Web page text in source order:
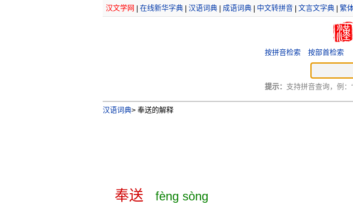
汉文学网 在线新华字典| 汉语词典| 成语词典| 中文转拼音| 文言文字典| 繁
按拼音检索 按部首检索
提示： 支持拼音查询，例：
汉语词典>奉送的解释
奉送 fèng sòng